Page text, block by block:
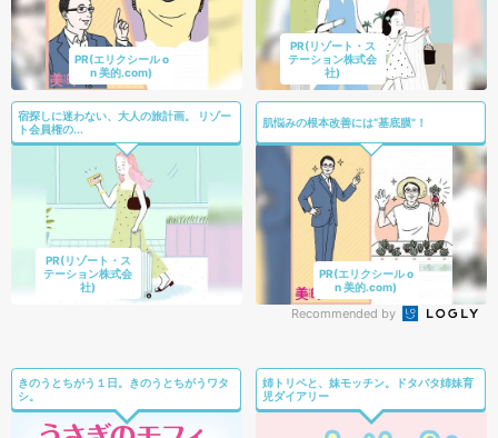
PR(エリクシール o
n 美的.com)
PR(リゾート・ス
テーション株式会
社)
宿探しに迷わない、大人の旅計画。 リゾー
ト会員権の...
PR(リゾート・ス
テーション株式会
社)
肌悩みの根本改善には“基底膜”！
PR(エリクシール o
n 美的.com)
Recommended by
きのうとちがう１日。きのうとちがうワタ
シ。
姉トリペと、妹モッチン。ドタバタ姉妹育
児ダイアリー